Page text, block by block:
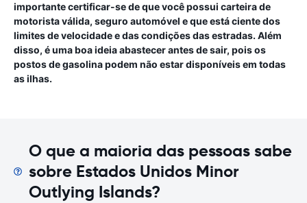
importante certificar-se de que você possui carteira de
motorista válida, seguro automóvel e que está ciente dos
limites de velocidade e das condições das estradas. Além
disso, é uma boa ideia abastecer antes de sair, pois os
postos de gasolina podem não estar disponíveis em todas
as ilhas.
O que a maioria das pessoas sabe
sobre Estados Unidos Minor
Outlying Islands?